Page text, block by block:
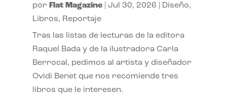
por Flat Magazine| Jul 30, 2026 Diseño,
Libros, Reportaje
Tras las listas de lecturas de la editora
Raquel Bada y de la ilustradora Carla
Berrocal, pedimos al artista y diseñador
Ovidi Benet que nos recomiende tres
libros que le interesen.